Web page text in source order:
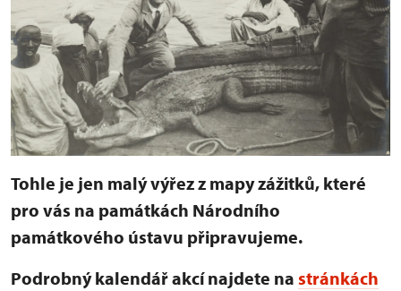
Tohle je jen malý výřez z mapy zážitků, které
pro vás na památkách Národního
památkového ústavu připravujeme.
Podrobný kalendář akcí najdete na stránkách